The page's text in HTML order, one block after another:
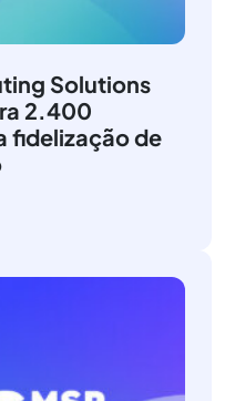
Solutions
2.400
fidelização de